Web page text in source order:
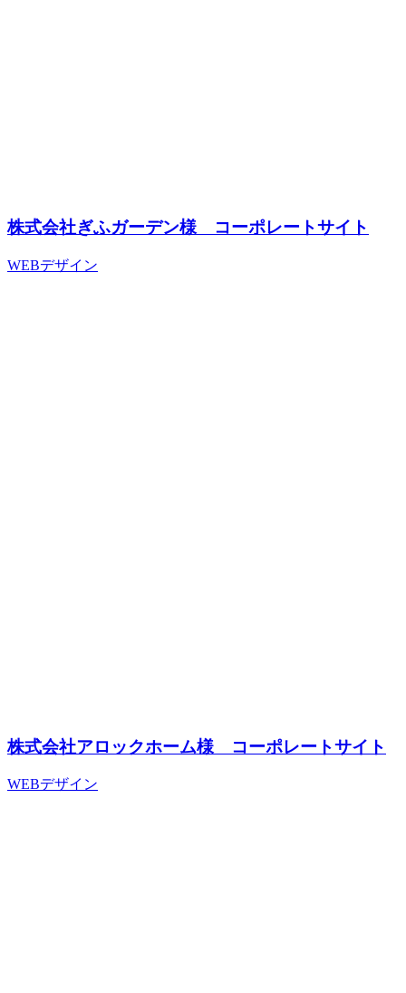
株式会社ぎふガーデン様 コーポレートサイト
WEBデザイン
株式会社アロックホーム様 コーポレートサイト
WEBデザイン